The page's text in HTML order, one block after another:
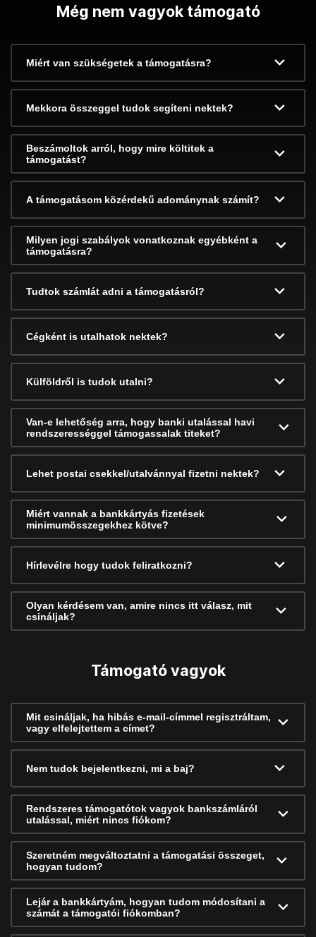
Még nem vagyok támogató
Miért van szükségetek a támogatásra?
Mekkora összeggel tudok segíteni nektek?
Beszámoltok arról, hogy mire költitek a
támogatást?
A támogatásom közérdekű adománynak számít?
Milyen jogi szabályok vonatkoznak egyébként a
támogatásra?
Tudtok számlát adni a támogatásról?
Cégként is utalhatok nektek?
Külföldről is tudok utalni?
Van-e lehetőség arra, hogy banki utalással havi
rendszerességgel támogassalak titeket?
Lehet postai csekkel/utalvánnyal fizetni nektek?
Miért vannak a bankkártyás fizetések
minimumösszegekhez kötve?
Hírlevélre hogy tudok feliratkozni?
Olyan kérdésem van, amire nincs itt válasz, mit
csináljak?
Támogató vagyok
Mit csináljak, ha hibás e-mail-címmel regisztráltam,
vagy elfelejtettem a címet?
Nem tudok bejelentkezni, mi a baj?
Rendszeres támogatótok vagyok bankszámláról
utalással, miért nincs fiókom?
Szeretném megváltoztatni a támogatási összeget,
hogyan tudom?
Lejár a bankkártyám, hogyan tudom módosítani a
számát a támogatói fiókomban?